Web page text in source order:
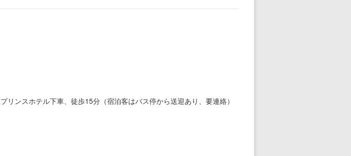
ンスホテル下車、徒歩15分（宿泊客はバス停から送迎あり、要連絡）